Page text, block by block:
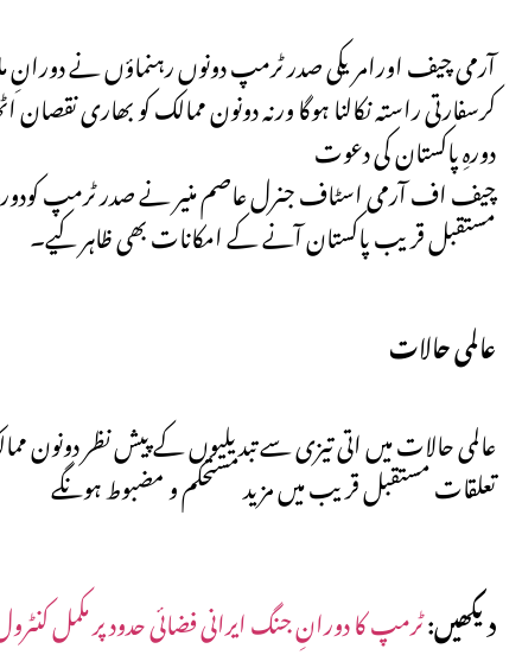
آرمی چیف اورامریکی صدر ٹرمپ دونوں رہنماؤں نے دورانِ
کرسفارتی راستہ نکالنا ہوگا ورنہ دونون ممالک کو بھاری
دورہِ پاکستان کی دعوت
چیف اف آرمی اسٹاف جنرل عاصم منیر نے صدر ٹرمپ
مستقبل قریب پاکستان آنے کے امکانات بھی ظاہر کیے۔
عالمی حالات
عالمی حالات میں اتی تیزی سے تبدیلیوں کے پیش نظر دونون
تعلقات مستقبل قریب میں مزید مستحکم و مضبوط ہونگے
دیکھیں:ٹرمپ کا دورانِ جنگ ایرانی فضائی حدود پر مکمل